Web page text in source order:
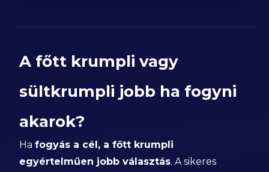
A főtt krumpli vagy
sültkrumpli jobb ha fogyni
akarok?
Hafogyás a cél, a főtt krumpli
egyértelműen jobb választás. A sikeres